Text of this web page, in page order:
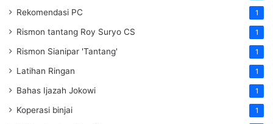
Rekomendasi PC 1
Rismon tantang Roy Suryo CS 1
Rismon Sianipar 'Tantang' 1
Latihan Ringan 1
Bahas Ijazah Jokowi 1
Koperasi binjai 1